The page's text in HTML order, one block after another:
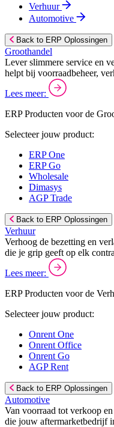
Verhuur
Automotive
Back to ERP Oplossingen
Groothandel
Lever slimmere service en
helpt bij voorraadbeheer,
Lees meer:
ERP Producten voor de
Selecteer jouw product:
ERP One
ERP Go
Wholesale
Dimasys
AGP Trade
Back to ERP Oplossingen
Verhuur
Verhoog de bezetting en
die je grip geeft op elk
Lees meer:
ERP Producten voor de
Selecteer jouw product:
Onrent One
Onrent Office
Onrent Go
AGP Rent
Back to ERP Oplossingen
Automotive
Van voorraad tot verkoop
die jouw aftermarketbedrijf